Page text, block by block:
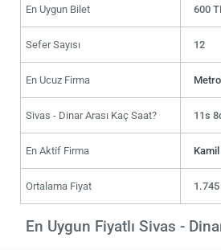
En Uygun Bilet 600
Sefer Sayısı 12
En Ucuz Firma
Sivas - Dinar Arası Kaç Saat? 11s
En Aktif Firma
Ortalama Fiyat
En Uygun Fiyatlı Sivas -